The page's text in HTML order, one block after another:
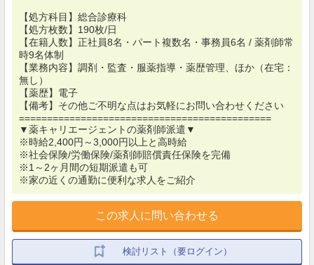
【処方科目】総合診療科
【処方枚数】190枚/日
【在籍人数】正社員8名・パート複数名・事務員6名 / 薬剤師常
時9名体制
【業務内容】調剤・監査・服薬指導・薬歴管理、ほか（在宅：
無し）
【薬歴】電子
【備考】その他ご不明な点はお気軽にお問い合わせください
=============================================
▼薬キャリエージェントの薬剤師派遣▼
※時給2,400円～3,000円以上と高時給
※社会保険/労働保険/薬剤師賠償責任保険を完備
※1～2ヶ月間の短期派遣も可
※家の近くの通勤に便利な求人をご紹介
この求人に問い合わせる
検討リスト（要ログイン）